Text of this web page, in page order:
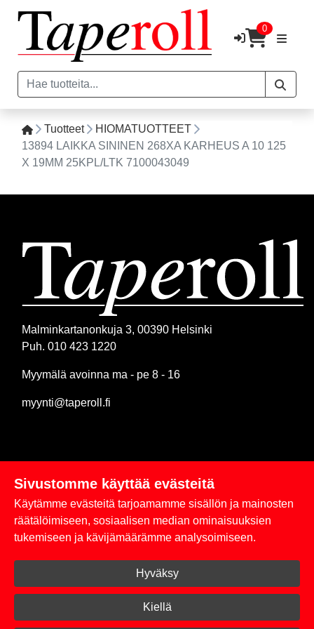
0
Tuotteet
HIOMATUOTTEET
13894 LAIKKA SININEN 268XA KARHEUS A 10 125
X 19MM 25KPL/LTK 7100043049
Malminkartanonkuja 3, 00390 Helsinki
Puh. 010 423 1220
Myymälä avoinna ma - pe 8 - 16
myynti@taperoll.fi
Linkit
Rekisteriseloste
Toimitus- ja maksuehdot
Kirjaudu sisään
Sivustomme käyttää evästeitä
Käytämme evästeitä tarjoamamme sisällön ja mainosten
räätälöimiseen, sosiaalisen median ominaisuuksien
tukemiseen ja kävijämäärämme analysoimiseen.
Hyväksy
Kiellä